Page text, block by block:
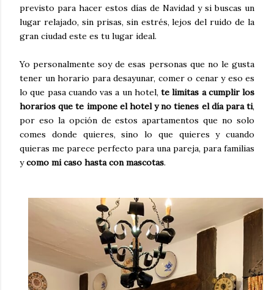
previsto para hacer estos días de Navidad y si buscas un
lugar relajado, sin prisas, sin estrés, lejos del ruido de la
gran ciudad este es tu lugar ideal.
Yo personalmente soy de esas personas que no le gusta
tener un horario para desayunar, comer o cenar y eso es
lo que pasa cuando vas a un hotel, te limitas a cumplir los
horarios que te impone el hotel y no tienes el día para ti,
por eso la opción de estos apartamentos que no solo
comes donde quieres, sino lo que quieres y cuando
quieras me parece perfecto para una pareja, para familias
ycomo mi caso hasta con mascotas.